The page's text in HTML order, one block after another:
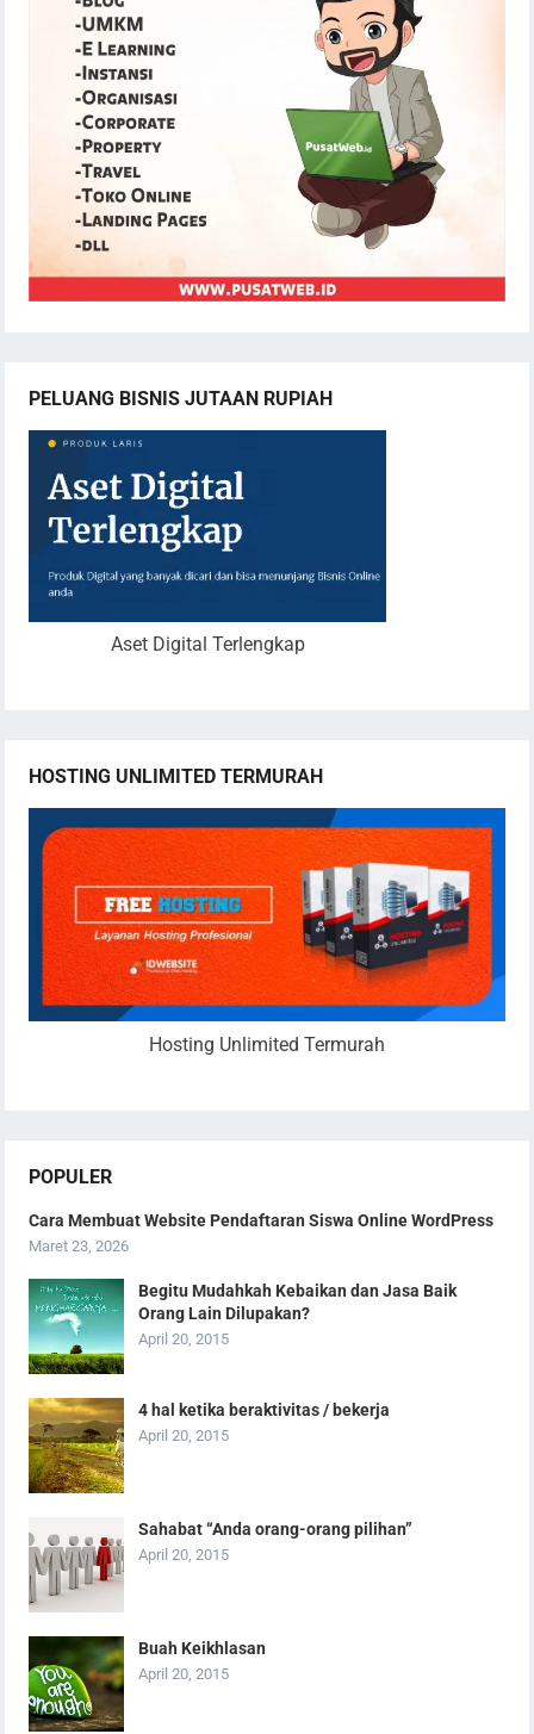
PELUANG BISNIS JUTAAN RUPIAH
Aset Digital Terlengkap
HOSTING UNLIMITED TERMURAH
Hosting Unlimited Termurah
POPULER
Cara Membuat Website Pendaftaran Siswa Online WordPress
Maret 23, 2026
Begitu Mudahkah Kebaikan dan Jasa Baik
Orang Lain Dilupakan?
April 20, 2015
4 hal ketika beraktivitas / bekerja
April 20, 2015
Sahabat “Anda orang-orang pilihan”
April 20, 2015
Buah Keikhlasan
April 20, 2015